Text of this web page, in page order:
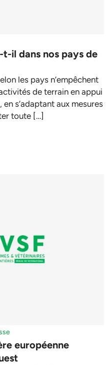
t-il dans nos pays de
les pays n’empêchent
de terrain en appui
s’adaptant aux mesures
toute […]
européenne